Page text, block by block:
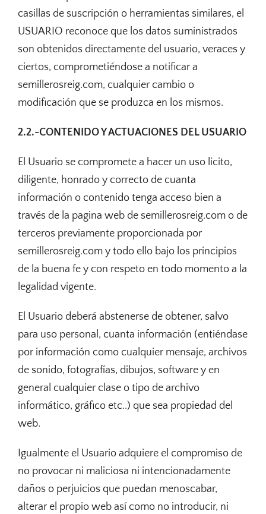
casillas de suscripción o herramientas similares, el
USUARIO reconoce que los datos suministrados
son obtenidos directamente del usuario, veraces y
ciertos, comprometiéndose a notificar a
semillerosreig.com, cualquier cambio o
modificación que se produzca en los mismos.
2.2.-CONTENIDO Y ACTUACIONES DEL USUARIO
El Usuario se compromete a hacer un uso licito,
diligente, honrado y correcto de cuanta
información o contenido tenga acceso bien a
través de la pagina web de semillerosreig.com o de
terceros previamente proporcionada por
semillerosreig.com y todo ello bajo los principios
de la buena fe y con respeto en todo momento a la
legalidad vigente.
El Usuario deberá abstenerse de obtener, salvo
para uso personal, cuanta información (entiéndase
por información como cualquier mensaje, archivos
de sonido, fotografías, dibujos, software y en
general cualquier clase o tipo de archivo
informático, gráfico etc..) que sea propiedad del
web.
Igualmente el Usuario adquiere el compromiso de
no provocar ni maliciosa ni intencionadamente
daños o perjuicios que puedan menoscabar,
alterar el propio web así como no introducir, ni